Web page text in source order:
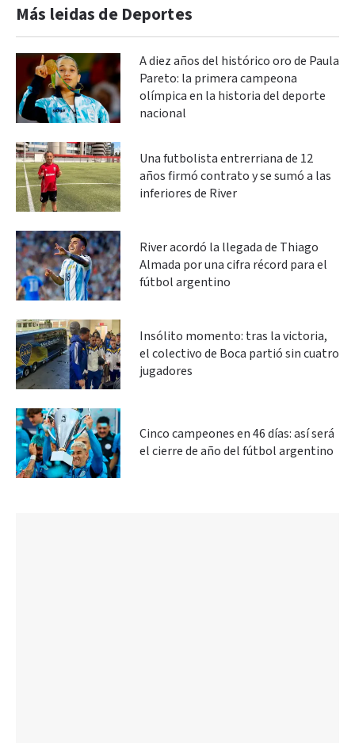
Más leidas de Deportes
A diez años del histórico oro de Paula
Pareto: la primera campeona
olímpica en la historia del deporte
nacional
Una futbolista entrerriana de 12
años firmó contrato y se sumó a las
inferiores de River
River acordó la llegada de Thiago
Almada por una cifra récord para el
fútbol argentino
Insólito momento: tras la victoria,
el colectivo de Boca partió sin cuatro
jugadores
Cinco campeones en 46 días: así será
el cierre de año del fútbol argentino